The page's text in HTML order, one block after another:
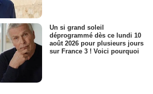
Un si grand soleil
déprogrammé dès ce lundi 10
août 2026 pour plusieurs jours
sur France 3 ! Voici pourquoi